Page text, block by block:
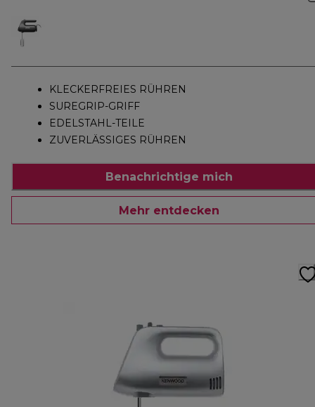
KLECKERFREIES RÜHREN
SUREGRIP-GRIFF
EDELSTAHL-TEILE
ZUVERLÄSSIGES RÜHREN
Benachrichtige mich
Mehr entdecken